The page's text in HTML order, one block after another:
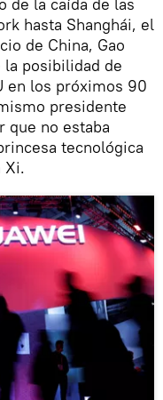
hasta Shanghái, el
de China, Gao
la posibilidad de
en los próximos 90
presidente
que no estaba
tecnológica
Xi.